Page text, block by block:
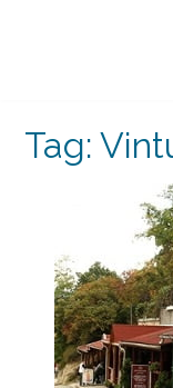
Tag: